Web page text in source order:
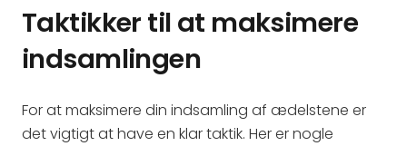
Taktikker til at maksimere
indsamlingen
For at maksimere din indsamling af ædelstene er
det vigtigt at have en klar taktik. Her er nogle